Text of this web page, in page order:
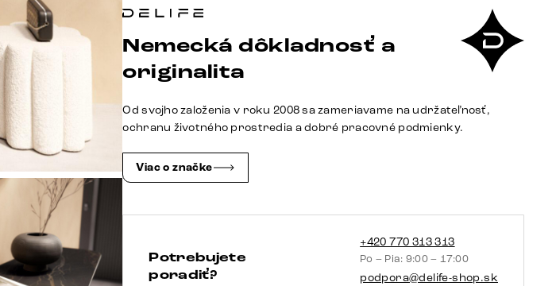
polygonálny
keramika
Laminam®
Nemecká dôkladnosť a
originalita
Od svojho založenia v roku 2008 sa zameriavame na udržateľnosť,
ochranu životného prostredia a dobré pracovné podmienky.
Viac o značke
Potrebujete
poradiť?
+420 770 313 313
Po – Pia: 9:00 – 17:00
podpora@delife-shop.sk